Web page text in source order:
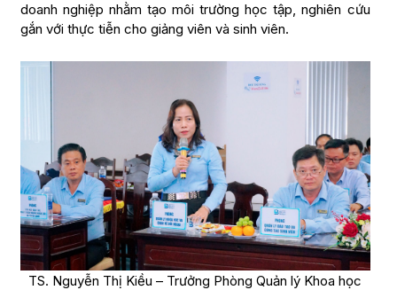
doanh nghiệp nhằm tạo môi trường học tập, nghiên cứu
gắn với thực tiễn cho giảng viên và sinh viên.
TS. Nguyễn Thị Kiều – Trưởng Phòng Quản lý Khoa học